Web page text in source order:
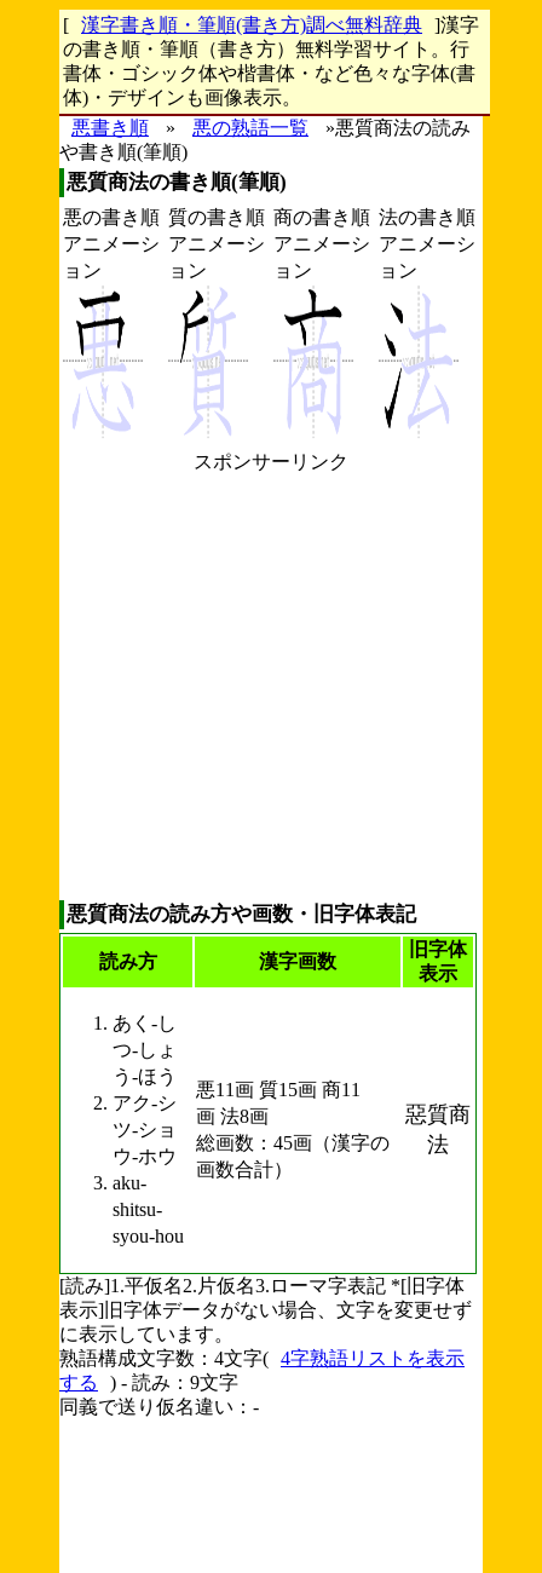
[ 漢字書き順・筆順(書き方)調べ無料辞典 ]漢字
の書き順・筆順（書き方）無料学習サイト。行
書体・ゴシック体や楷書体・など色々な字体(書
体)・デザインも画像表示。
悪書き順
» 悪の熟語一覧
»悪質商法の読み
や書き順(筆順)
悪質商法の書き順(筆順)
悪の書き順
アニメーシ
ョン
質の書き順
アニメーシ
ョン
商の書き順
アニメーシ
ョン
法の書き順
アニメーシ
ョン
スポンサーリンク
悪質商法の読み方や画数・旧字体表記
読み方 漢字画数
旧字体
表示
あく-し
つ-しょ
う-ほう
アク-シ
ツ-ショ
ウ-ホウ
aku-
shitsu-
syou-hou
悪11画 質15画 商11
画 法8画
総画数：45画（漢字の
画数合計）
惡質商
法
[読み]1.平仮名2.片仮名3.ローマ字表記 *[旧字体
表示]旧字体データがない場合、文字を変更せず
に表示しています。
熟語構成文字数：4文字( 4字熟語リストを表示
する
) - 読み：9文字
同義で送り仮名違い：-